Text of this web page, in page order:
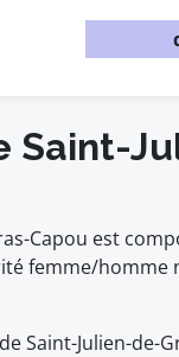
Saint-
Capou est
femme/
Saint-Julien-de-